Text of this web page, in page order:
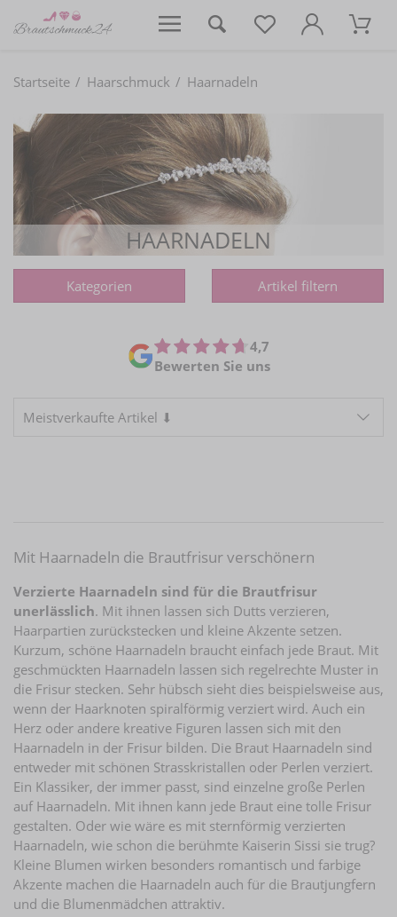
Startseite Haarschmuck Haarnadeln
HAARNADELN
Kategorien Artikel filtern
4,7
Bewerten Sie uns
Meistverkaufte Artikel ⬇
Mit Haarnadeln die Brautfrisur verschönern
Verzierte Haarnadeln sind für die Brautfrisur
unerlässlich. Mit ihnen lassen sich Dutts verzieren,
Haarpartien zurückstecken und kleine Akzente setzen.
Kurzum, schöne Haarnadeln braucht einfach jede Braut. Mit
geschmückten Haarnadeln lassen sich regelrechte Muster in
die Frisur stecken. Sehr hübsch sieht dies beispielsweise aus,
wenn der Haarknoten spiralförmig verziert wird. Auch ein
Herz oder andere kreative Figuren lassen sich mit den
Haarnadeln in der Frisur bilden. Die Braut Haarnadeln sind
entweder mit schönen Strasskristallen oder Perlen verziert.
Ein Klassiker, der immer passt, sind einzelne große Perlen
auf Haarnadeln. Mit ihnen kann jede Braut eine tolle Frisur
gestalten. Oder wie wäre es mit sternförmig verzierten
Haarnadeln, wie schon die berühmte Kaiserin Sissi sie trug?
Kleine Blumen wirken besonders romantisch und farbige
Akzente machen die Haarnadeln auch für die Brautjungfern
und die Blumenmädchen attraktiv.